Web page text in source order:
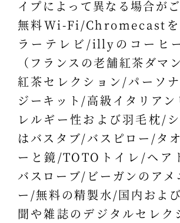
イプによって異なる場合が
無料Wi-Fi/Chromecastを
ラーテレビ/illyのコーヒ
（フランスの老舗紅茶ダマ
紅茶セレクション/パーソ
ジーキット/高級イタリア
レルギー性および羽毛枕/
はバスタブ/バスピロー/タ
ーと鏡/TOTOトイレ/ヘア
バスローブ/ビーガンのアメ
ー/無料の精製水/国内およ
聞や雑誌のデジタルセレク